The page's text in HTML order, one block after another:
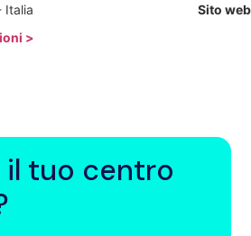
Italia
>
Sito
il tuo centro